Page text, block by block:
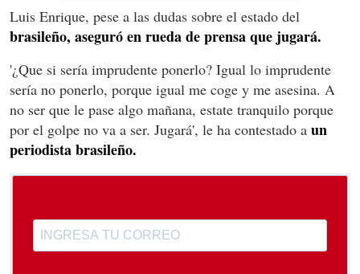
Luis Enrique, pese a las dudas sobre el estado del
brasileño, aseguró en rueda de prensa que jugará.
'¿Que si sería imprudente ponerlo? Igual lo imprudente
sería no ponerlo, porque igual me coge y me asesina. A
no ser que le pase algo mañana, estate tranquilo porque
por el golpe no va a ser. Jugará', le ha contestado a un
periodista brasileño.